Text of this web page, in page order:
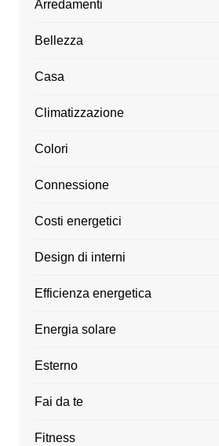
Arredamenti
Bellezza
Casa
Climatizzazione
Colori
Connessione
Costi energetici
Design di interni
Efficienza energetica
Energia solare
Esterno
Fai da te
Fitness